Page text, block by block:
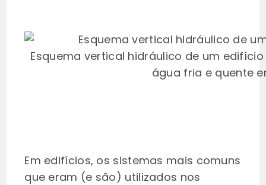
Esquema vertical hidráulico de um
água fria e quente
Em edifícios, os sistemas mais comuns
que eram (e são) utilizados nos